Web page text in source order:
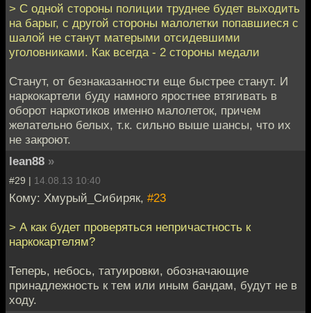
> С одной стороны полиции труднее будет выходить
на барыг, с другой стороны малолетки попавшиеся с
шалой не станут матерыми отсидевшими
уголовниками. Как всегда - 2 стороны медали
Станут, от безнаказанности еще быстрее станут. И
наркокартели буду намного яростнее втягивать в
оборот наркотиков именно малолеток, причем
желательно белых, т.к. сильно выше шансы, что их
не закроют.
lean88 »
#29 | 14.08.13 10:40
Кому: Хмурый_Сибиряк, #23
> А как будет проверяться непричастность к
наркокартелям?
Теперь, небось, татуировки, обозначающие
принадлежность к тем или иным бандам, будут не в
ходу.